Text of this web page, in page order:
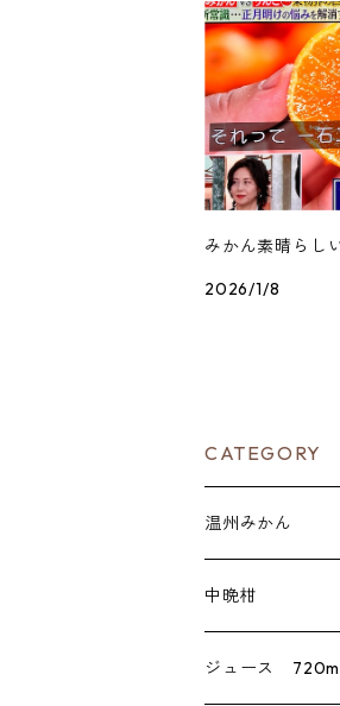
みかん素晴らし
2026/1/8
CATEGORY
温州みかん
贈答用
家庭用
中晩柑
伊予柑
ジュース